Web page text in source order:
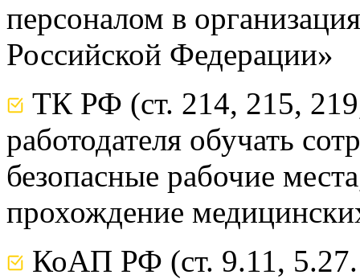
персоналом в
Российской Федерации»
ТК РФ (ст. 214, 215,
работодателя обучать
безопасные рабочие
прохождение
КоАП РФ (ст. 9.11,